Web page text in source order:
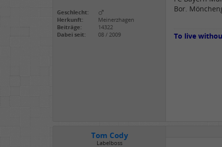
Geschlecht:
Herkunft:
Meinerzhagen
Beiträge:
14322
Dabei seit:
08 / 2009
Bor.
To live
Tom Cody
Labelboss